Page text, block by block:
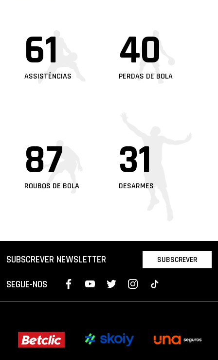
61
ASSISTÊNCIAS
40
PERDAS DE BOLA
87
ROUBOS DE BOLA
31
DESARMES
SUBSCREVER NEWSLETTER SUBSCREVER
SEGUE-NOS